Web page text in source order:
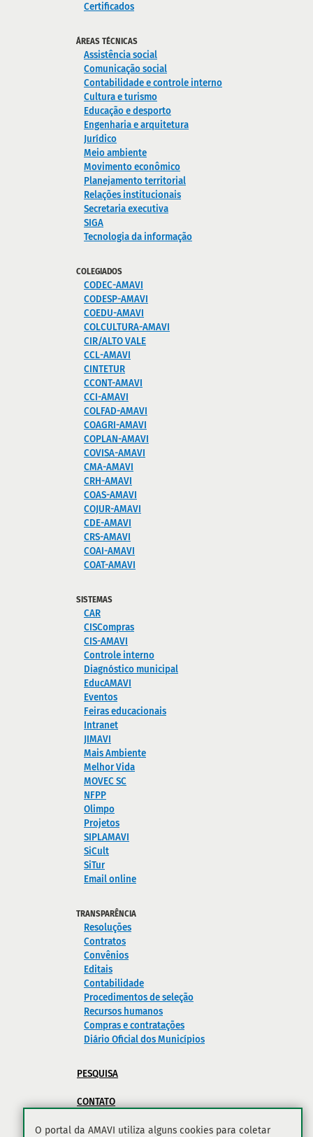
Certificados
ÁREAS TÉCNICAS
Assistência social
Comunicação social
Contabilidade e controle interno
Cultura e turismo
Educação e desporto
Engenharia e arquitetura
Jurídico
Meio ambiente
Movimento econômico
Planejamento territorial
Relações institucionais
Secretaria executiva
SIGA
Tecnologia da informação
COLEGIADOS
CODEC-AMAVI
CODESP-AMAVI
COEDU-AMAVI
COLCULTURA-AMAVI
CIR/ALTO VALE
CCL-AMAVI
CINTETUR
CCONT-AMAVI
CCI-AMAVI
COLFAD-AMAVI
COAGRI-AMAVI
COPLAN-AMAVI
COVISA-AMAVI
CMA-AMAVI
CRH-AMAVI
COAS-AMAVI
COJUR-AMAVI
CDE-AMAVI
CRS-AMAVI
COAI-AMAVI
COAT-AMAVI
SISTEMAS
CAR
CISCompras
CIS-AMAVI
Controle interno
Diagnóstico municipal
EducAMAVI
Eventos
Feiras educacionais
Intranet
JIMAVI
Mais Ambiente
Melhor Vida
MOVEC SC
NFPP
Olimpo
Projetos
SIPLAMAVI
SiCult
SiTur
Email online
TRANSPARÊNCIA
Resoluções
Contratos
Convênios
Editais
Contabilidade
Procedimentos de seleção
Recursos humanos
Compras e contratações
Diário Oficial dos Municípios
PESQUISA
CONTATO
POLÍTICA DE PRIVACIDADE
O portal da AMAVI utiliza alguns cookies para coletar